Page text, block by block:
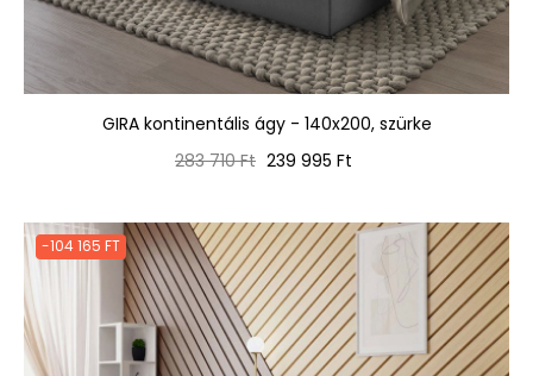
GIRA kontinentális ágy - 140x200, szürke
Normál
283 710 Ft Ár
239 995 Ft
-104 165 FT